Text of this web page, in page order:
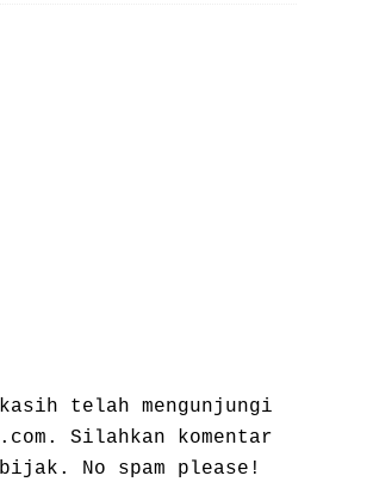
telah mengunjungi
Silahkan komentar
bijak. No spam please!